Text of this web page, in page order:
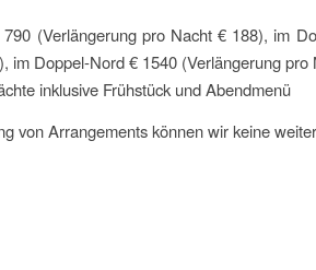
(Verlängerung pro Nacht € 188), im
im Doppel-Nord € 1540 (Verlängerung pro
inklusive Frühstück und Abendmenü
von Arrangements können wir keine